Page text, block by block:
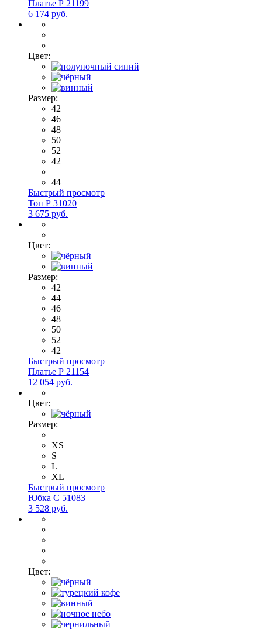
Платье Р 21199
6 174 руб.
Цвет:
Размер:
42
46
48
50
52
42
44
Быстрый просмотр
Топ Р 31020
3 675 руб.
Цвет:
Размер:
42
44
46
48
50
52
42
Быстрый просмотр
Платье Р 21154
12 054 руб.
Цвет:
Размер:
XS
S
L
XL
Быстрый просмотр
Юбка С 51083
3 528 руб.
Цвет: